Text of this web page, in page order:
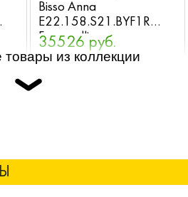
Bisso Anna
E22.158.S21.BYF1R
Fumagalli
35526 руб.
товары из коллекции